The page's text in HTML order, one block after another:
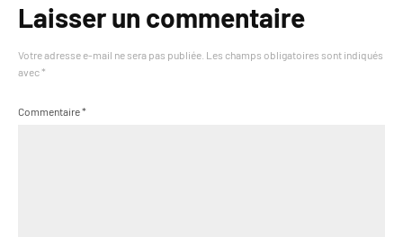
Laisser un commentaire
Votre adresse e-mail ne sera pas publiée. Les champs obligatoires sont indiqués
avec *
Commentaire*